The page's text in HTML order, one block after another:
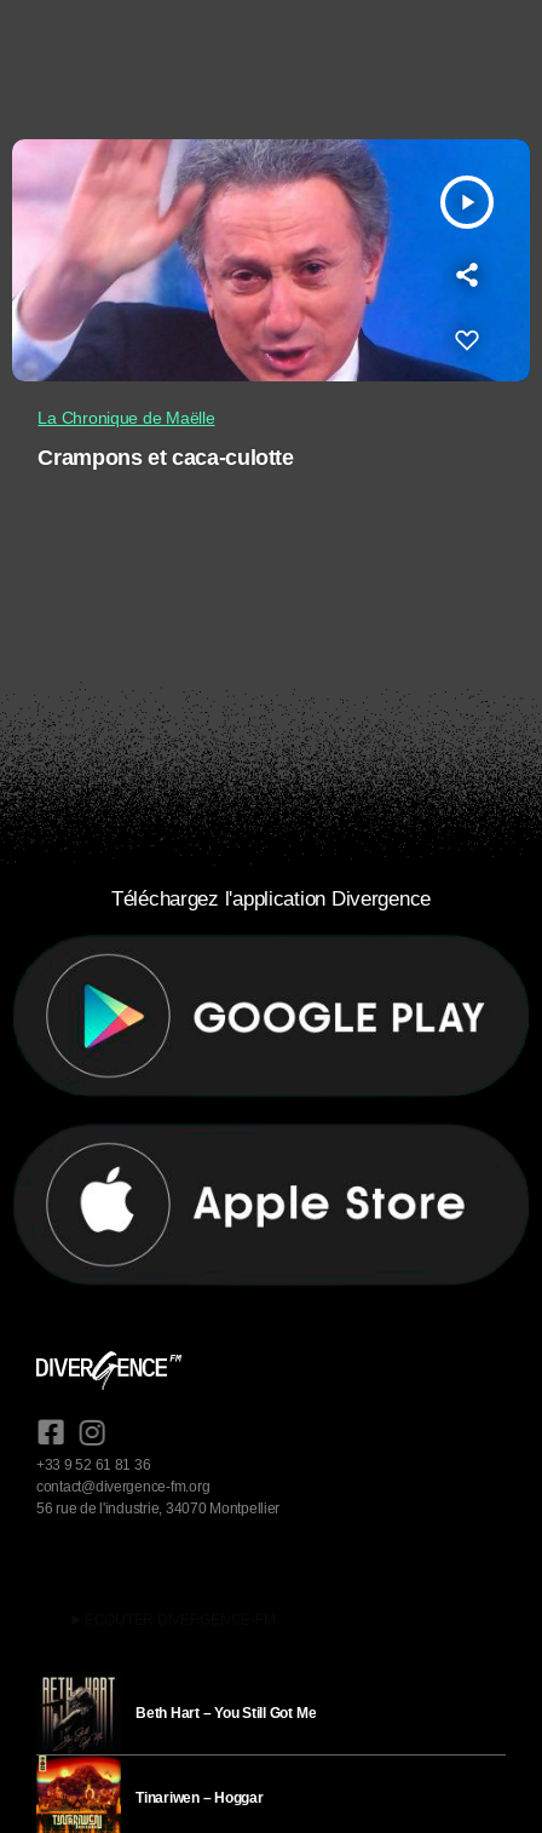
play_arrow
La Chronique de Maëlle
Crampons et caca-culotte
Téléchargez l'application Divergence
+33 9 52 61 81 36
contact@divergence-fm.org
56 rue de l'industrie, 34070 Montpellier
Beth Hart – You Still Got Me
Tinariwen – Hoggar